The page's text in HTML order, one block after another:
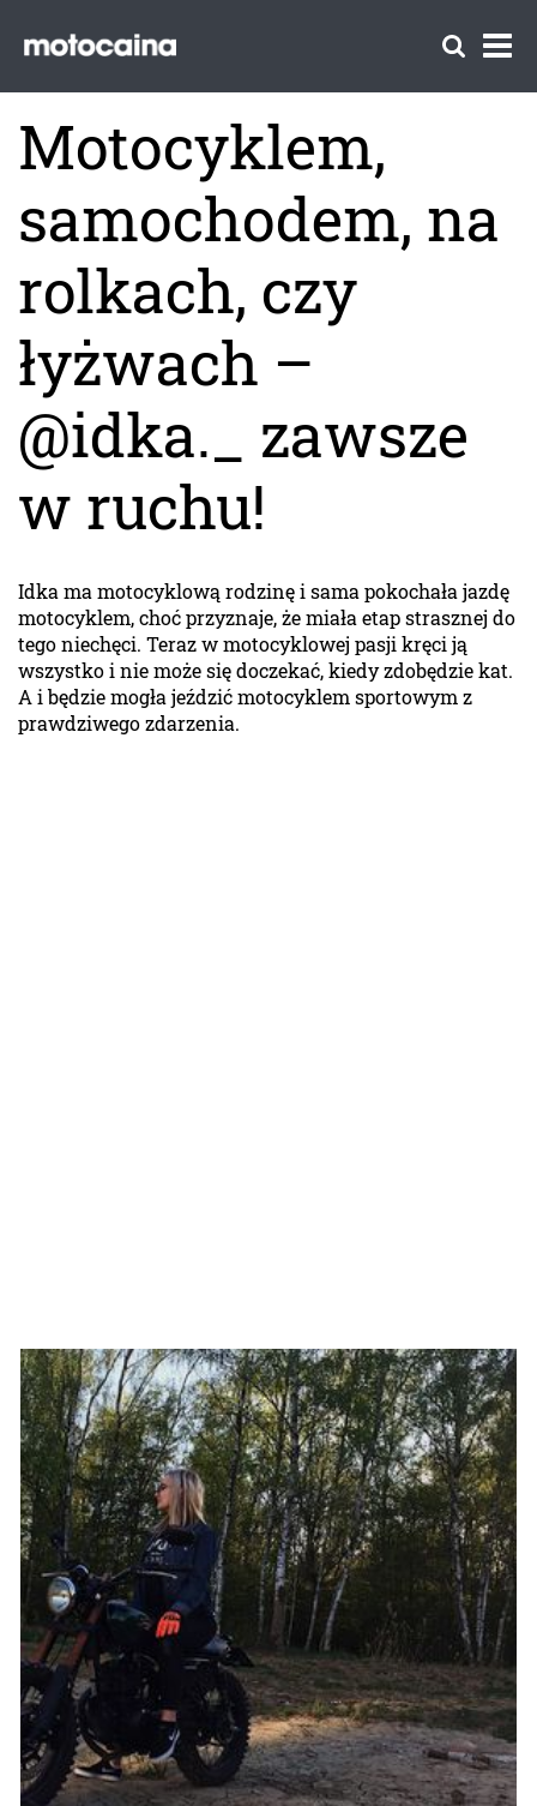
Motocyklem,
samochodem, na
rolkach, czy
łyżwach –
@idka._ zawsze
w ruchu!
Idka ma motocyklową rodzinę i sama pokochała jazdę
motocyklem, choć przyznaje, że miała etap strasznej do
tego niechęci. Teraz w motocyklowej pasji kręci ją
wszystko i nie może się doczekać, kiedy zdobędzie kat.
A i będzie mogła jeździć motocyklem sportowym z
prawdziwego zdarzenia.